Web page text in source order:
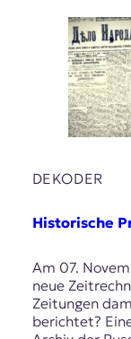
DEKODER
Historische
Am 07.
neue
Zeitungen
berichtet?